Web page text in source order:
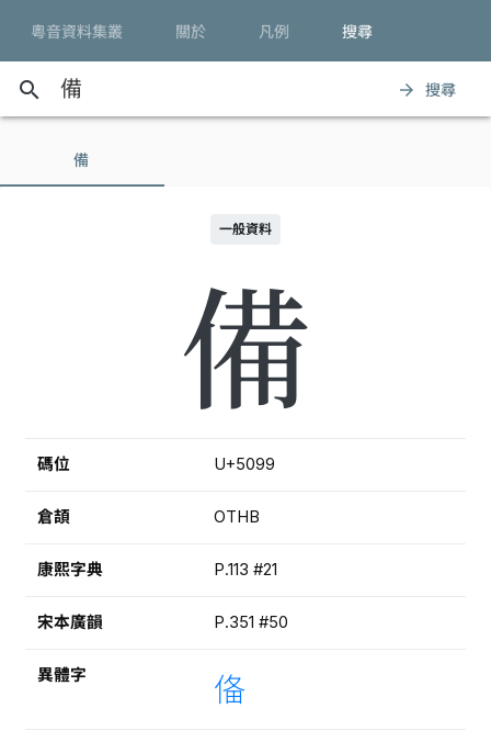
粵音資料集叢 關於 凡例 搜尋
search arrow_forward 搜尋
備
一般資料
備
碼位 U+5099
倉頡 OTHB
康熙字典 P.113 #21
宋本廣韻 P.351 #50
異體字 俻